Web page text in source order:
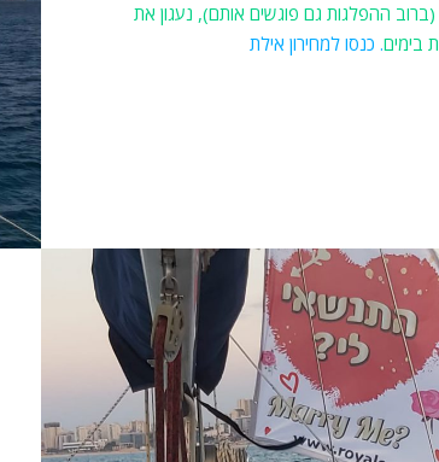
(ברוב ההפלגות גם פוגשים אותם), נעגון את
בימים. כנסו למחירון אילת